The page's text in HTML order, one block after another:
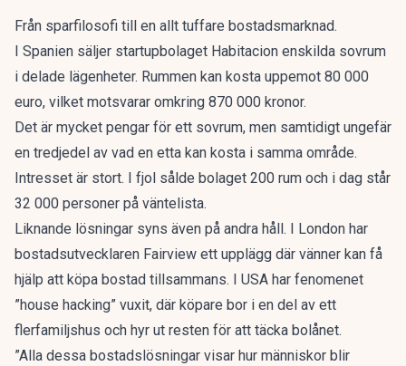
Från sparfilosofi till en allt tuffare bostadsmarknad.
I Spanien säljer startupbolaget Habitacion enskilda sovrum
i delade lägenheter. Rummen kan kosta uppemot 80 000
euro, vilket motsvarar omkring 870 000 kronor.
Det är mycket pengar för ett sovrum, men samtidigt ungefär
en tredjedel av vad en etta kan kosta i samma område.
Intresset är stort. I fjol sålde bolaget 200 rum och i dag står
32 000 personer på väntelista.
Liknande lösningar syns även på andra håll. I London har
bostadsutvecklaren Fairview ett upplägg där vänner kan få
hjälp att köpa bostad tillsammans. I USA har fenomenet
”house hacking” vuxit, där köpare bor i en del av ett
flerfamiljshus och hyr ut resten för att täcka bolånet.
”Alla dessa bostadslösningar visar hur människor blir